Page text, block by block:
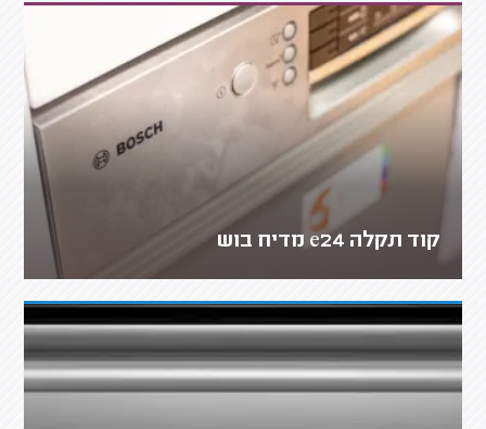
קוד תקלה e24 מדיח בוש